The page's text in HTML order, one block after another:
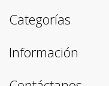
Categorías
Información